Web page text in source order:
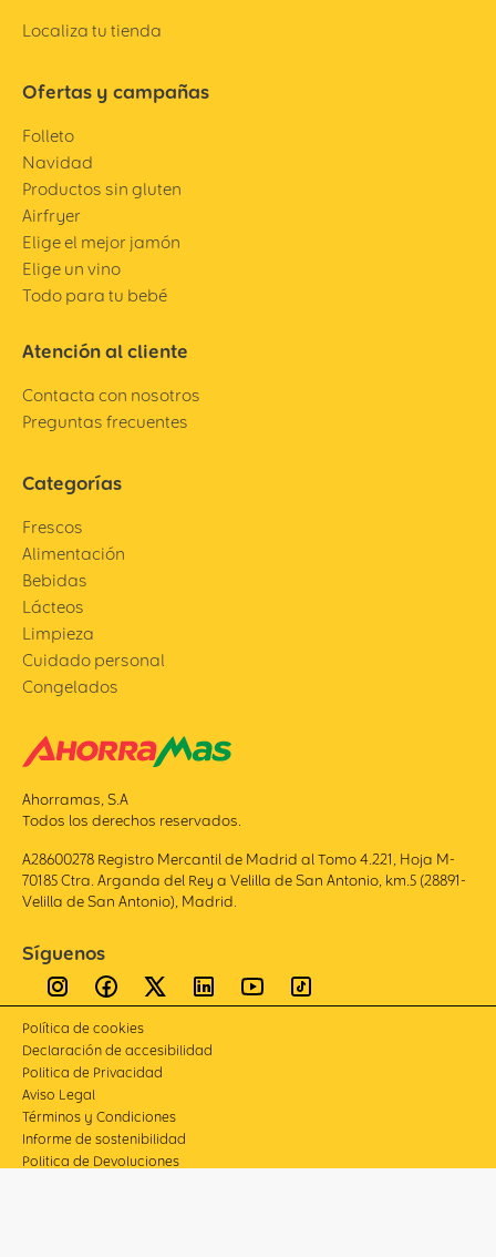
Localiza tu tienda
Ofertas y campañas
Folleto
Navidad
Productos sin gluten
Airfryer
Elige el mejor jamón
Elige un vino
Todo para tu bebé
Atención al cliente
Contacta con nosotros
Preguntas frecuentes
Categorías
Frescos
Alimentación
Bebidas
Lácteos
Limpieza
Cuidado personal
Congelados
Ahorramas, S.A
Todos los derechos reservados.
A28600278 Registro Mercantil de Madrid al Tomo 4.221, Hoja M-
70185 Ctra. Arganda del Rey a Velilla de San Antonio, km.5 (28891-
Velilla de San Antonio), Madrid.
Síguenos
Política de cookies
Declaración de accesibilidad
Politica de Privacidad
Aviso Legal
Términos y Condiciones
Informe de sostenibilidad
Politica de Devoluciones